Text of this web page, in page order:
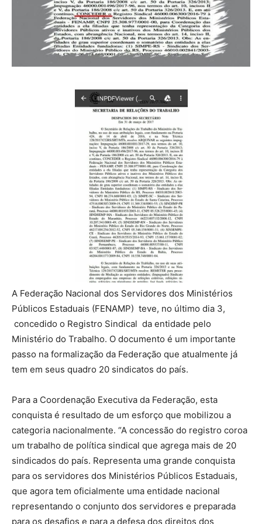
A Federação Nacional dos Servidores dos Ministérios
Públicos Estaduais (FENAMP) teve, no último dia 3,
concedido o Registro Sindical da entidade pelo
Ministério do Trabalho. O documento é um importante
passo na formalização da Federação que atualmente já
tem em seus quadro 20 sindicatos do país.
Para a Coordenação Executiva da Federação, esta
conquista é resultado de um esforço que mobilizou a
categoria nacionalmente. “A concessão do registro coroa
um trabalho de política sindical que agrega mais de 20
sindicados do país. Representa uma grande conquista
para os servidores dos Ministérios Públicos Estaduais,
que agora tem oficialmente uma entidade nacional
representando o conjunto dos servidores e preparada
para os desafios e para a defesa dos direitos dos